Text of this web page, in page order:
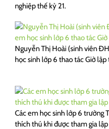
nghiệp thế kỷ 21.
Nguyễn Thị Hoài (sinh viên
học sinh lớp 6 thao tác Giờ lập
Các em học sinh lớp 6 trường
thích thú khi được tham gia